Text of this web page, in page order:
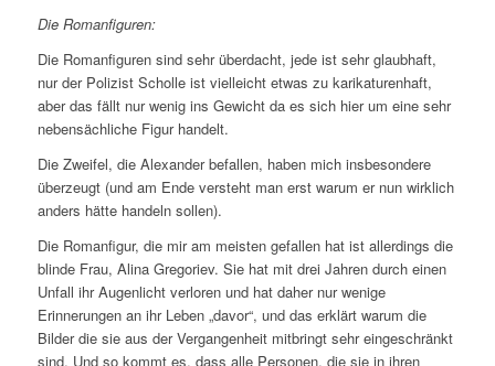
Die Romanfiguren:
Die Romanfiguren sind sehr überdacht, jede ist sehr glaubhaft,
nur der Polizist Scholle ist vielleicht etwas zu karikaturenhaft,
aber das fällt nur wenig ins Gewicht da es sich hier um eine sehr
nebensächliche Figur handelt.
Die Zweifel, die Alexander befallen, haben mich insbesondere
überzeugt (und am Ende versteht man erst warum er nun wirklich
anders hätte handeln sollen).
Die Romanfigur, die mir am meisten gefallen hat ist allerdings die
blinde Frau, Alina Gregoriev. Sie hat mit drei Jahren durch einen
Unfall ihr Augenlicht verloren und hat daher nur wenige
Erinnerungen an ihr Leben „davor“, und das erklärt warum die
Bilder die sie aus der Vergangenheit mitbringt sehr eingeschränkt
sind. Und so kommt es, dass alle Personen, die sie in ihren